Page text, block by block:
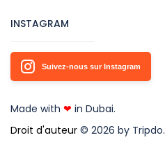
INSTAGRAM
Suivez-nous sur Instagram
Made with ❤ in Dubai.
Droit d'auteur © 2026 by Tripdo.